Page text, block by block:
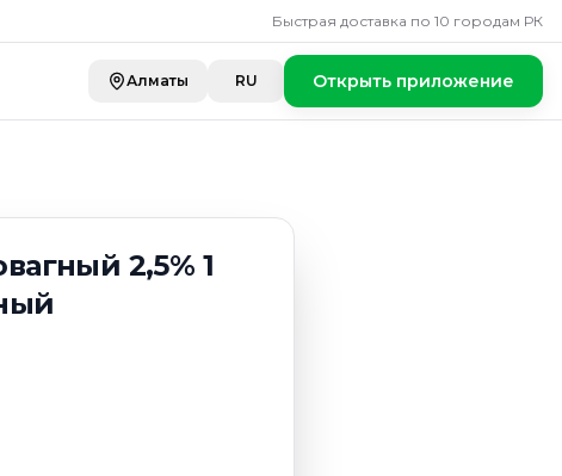
Быстрая доставка по 10 городам РК
Алматы RU Открыть приложение
2,5% 1
2,5% 1 литр